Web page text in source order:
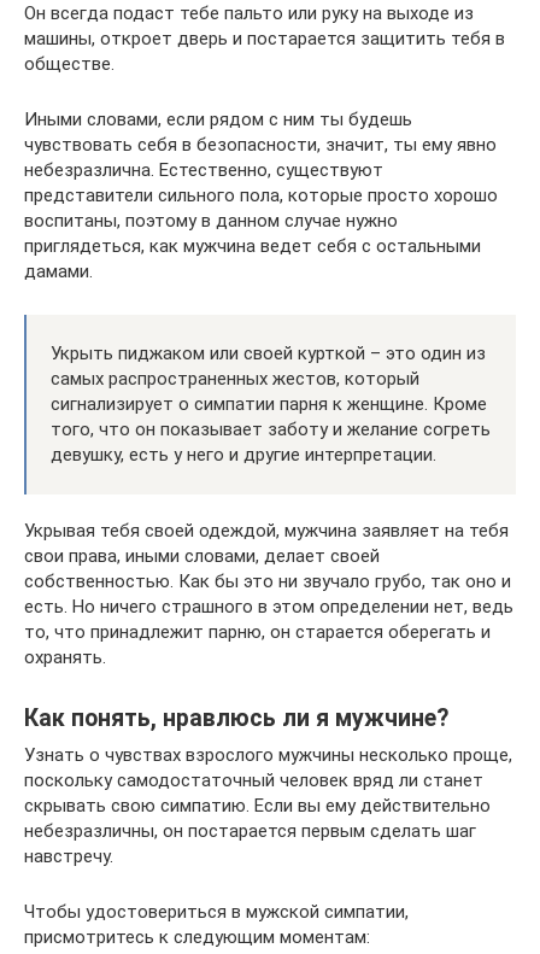
Он всегда подаст тебе пальто или руку на выходе из
машины, откроет дверь и постарается защитить тебя в
обществе.
Иными словами, если рядом с ним ты будешь
чувствовать себя в безопасности, значит, ты ему явно
небезразлична. Естественно, существуют
представители сильного пола, которые просто хорошо
воспитаны, поэтому в данном случае нужно
приглядеться, как мужчина ведет себя с остальными
дамами.
Укрыть пиджаком или своей курткой – это один из
самых распространенных жестов, который
сигнализирует о симпатии парня к женщине. Кроме
того, что он показывает заботу и желание согреть
девушку, есть у него и другие интерпретации.
Укрывая тебя своей одеждой, мужчина заявляет на тебя
свои права, иными словами, делает своей
собственностью. Как бы это ни звучало грубо, так оно и
есть. Но ничего страшного в этом определении нет, ведь
то, что принадлежит парню, он старается оберегать и
охранять.
Как понять, нравлюсь ли я мужчине?
Узнать о чувствах взрослого мужчины несколько проще,
поскольку самодостаточный человек вряд ли станет
скрывать свою симпатию. Если вы ему действительно
небезразличны, он постарается первым сделать шаг
навстречу.
Чтобы удостовериться в мужской симпатии,
присмотритесь к следующим моментам: